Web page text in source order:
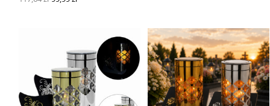
cena